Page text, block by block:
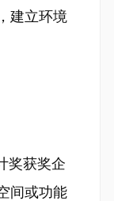
建立环境
奖获奖企
间或功能